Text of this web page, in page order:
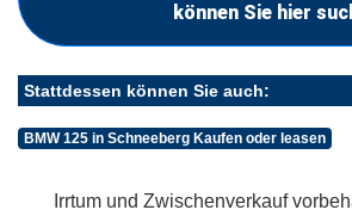
können Sie hier
Stattdessen können Sie auch:
BMW 125 in Schneeberg Kaufen oder leasen
Irrtum und Zwischenverkauf